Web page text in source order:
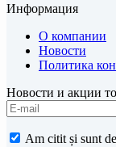
Информация
О компании
Новости
Политика
Новости и акции
Am citit și sunt